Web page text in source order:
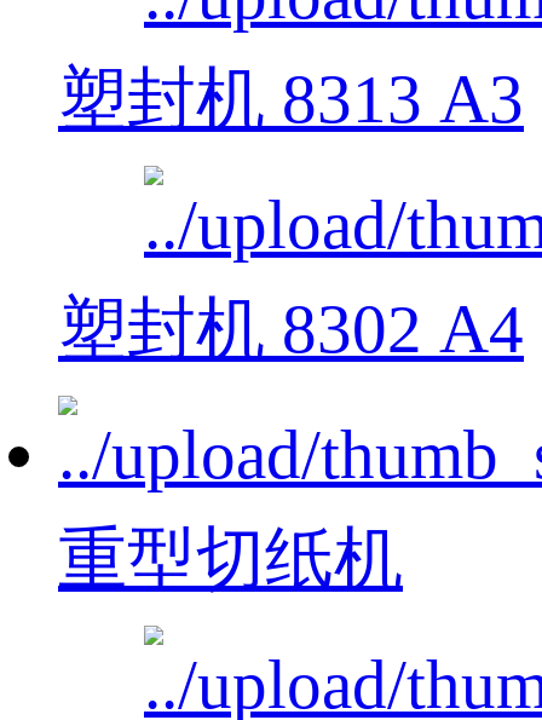
塑封机 8313 A3
塑封机 8302 A4
重型切纸机